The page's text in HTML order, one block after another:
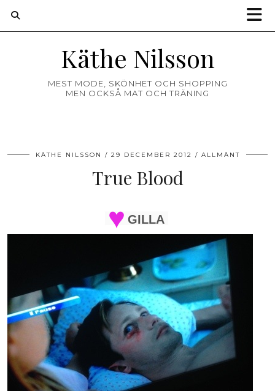
Käthe Nilsson
MEST MODE, SKÖNHET OCH SHOPPING
MEN OCKSÅ MAT OCH TRÄNING
KÄTHE NILSSON 29 DECEMBER 2012 ALLMÄNT
True Blood
GILLA